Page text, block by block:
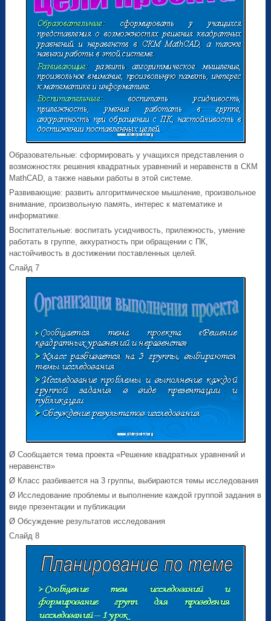
Образовательные: сформировать у учащихся представления о
возможностях решения квадратных уравнений и неравенств в СКМ
MathCAD, а также навыки работы в этой системе.
Развивающие: развить алгоритмическое мышление, произвольное
внимание, произвольную память, интерес к математике и
информатике.
Воспитательные: воспитать усидчивость, прилежность, умение
работать в группе, аккуратность при обращении с ПК,
настойчивость в достижении поставленных целей.
Слайд 7
Ø Сообщается тема проекта «Решение квадратных уравнений и
неравенств»
Ø Класс разбивается на 3 группы, выбираются темы исследования
Ø Исследование проблемы и выполнение каждой группой задания в
виде презентации и публикации
Ø Обсуждение результатов исследования
Слайд 8